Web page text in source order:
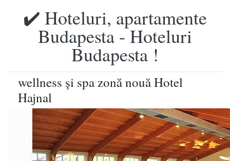
✔️ Hoteluri, apartamente
Budapesta - Hoteluri
Budapesta !
wellness și spa zonă nouă Hotel
Hajnal